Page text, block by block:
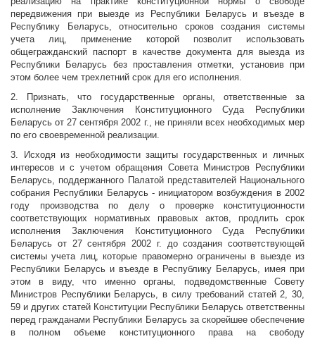
передвижения при выезде из Республики Беларусь и въезде в
Республику Беларусь, относительно сроков создания системы
учета лиц, применение которой позволит использовать
общегражданский паспорт в качестве документа для выезда из
Республики Беларусь без проставления отметки, установив при
этом более чем трехлетний срок для его исполнения.
2. Признать, что государственные органы, ответственные за
исполнение Заключения Конституционного Суда Республики
Беларусь от 27 сентября 2002 г., не приняли всех необходимых мер
по его своевременной реализации.
3. Исходя из необходимости защиты государственных и личных
интересов и с учетом обращения Совета Министров Республики
Беларусь, поддержанного Палатой представителей Национального
собрания Республики Беларусь - инициатором возбуждения в 2002
году производства по делу о проверке конституционности
соответствующих нормативных правовых актов, продлить срок
исполнения Заключения Конституционного Суда Республики
Беларусь от 27 сентября 2002 г. до создания соответствующей
системы учета лиц, которые правомерно ограничены в выезде из
Республики Беларусь и въезде в Республику Беларусь, имея при
этом в виду, что именно органы, подведомственные Совету
Министров Республики Беларусь, в силу требований статей 2, 30,
59 и других статей Конституции Республики Беларусь ответственны
перед гражданами Республики Беларусь за скорейшее обеспечение
в полном объеме конституционного права на свободу